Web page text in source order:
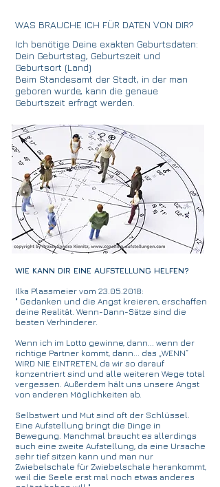
WAS BRAUCHE ICH FÜR DATEN VON DIR?
Ich benötige Deine exakten Geburtsdaten:
Dein Geburtstag, Geburtszeit und
Geburtsort (Land)
Beim Standesamt der Stadt, in der man
geboren wurde, kann die genaue
Geburtszeit erfragt werden.
WIE KANN DIR EINE AUFSTELLUNG HELFEN?
Ilka Plassmeier vom 23.05.2018:
" Gedanken und die Angst kreieren, erschaffen
deine Realität. Wenn-Dann-Sätze sind die
besten Verhinderer.
Wenn ich im Lotto gewinne, dann... wenn der
richtige Partner kommt, dann... das „WENN“
WIRD NIE EINTRETEN, da wir so darauf
konzentriert sind und alle weiteren Wege total
vergessen. Außerdem hält uns unsere Angst
von anderen Möglichkeiten ab.
Selbstwert und Mut sind oft der Schlüssel.
Eine Aufstellung bringt die Dinge in
Bewegung. Manchmal braucht es allerdings
auch eine zweite Aufstellung, da eine Ursache
sehr tief sitzen kann und man nur
Zwiebelschale für Zwiebelschale herankommt,
weil die Seele erst mal noch etwas anderes